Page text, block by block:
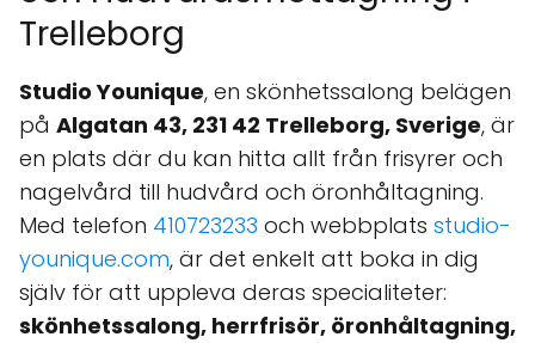
Trelleborg
Studio Younique, en skönhetssalong belägen
på Algatan 43, 231 42 Trelleborg, Sverige, är
en plats där du kan hitta allt från frisyrer och
nagelvård till hudvård och öronhåltagning.
Med telefon 410723233 och webbplats studio-
younique.com, är det enkelt att boka in dig
själv för att uppleva deras specialiteter:
skönhetssalong, herrfrisör, öronhåltagning,